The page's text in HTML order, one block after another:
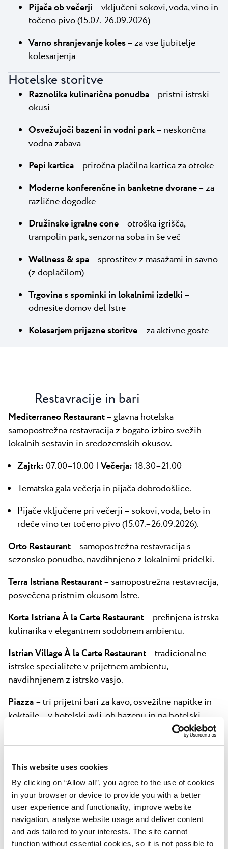
This website uses cookies
By clicking on “Allow all”, you agree to the use of cookies
in your browser or device to provide you with a better
user experience and functionality, improve website
navigation, analyse website usage and deliver content
and ads tailored to your interests. The site cannot
function without essential cookies, so it is not possible to
Pijača ob večerji– vključeni sokovi, voda, vino in
točeno pivo (15.07.-26.09.2026)
Varno shranjevanje koles– za vse ljubitelje
kolesarjenja
Hotelske storitve
Raznolika kulinarična ponudba– pristni istrski
okusi
Osvežujoči bazeni in vodni park– neskončna
vodna zabava
Pepi kartica– priročna plačilna kartica za otroke
Moderne konferenčne in banketne dvorane– za
različne dogodke
Družinske igralne cone– otroška igrišča,
trampolin park, senzorna soba in še več
Wellness & spa– sprostitev z masažami in savno
(z doplačilom)
Trgovina s spominki in lokalnimi izdelki–
odnesite domov del Istre
Kolesarjem prijazne storitve– za aktivne goste
Restavracije in bari
Mediterraneo Restaurant– glavna hotelska
samopostrežna restavracija z bogato izbiro svežih
lokalnih sestavin in sredozemskih okusov.
Zajtrk: 07.00–10.00 | Večerja:18.30–21.00
Tematska gala večerja in pijača dobrodošlice.
Pijače vključene pri večerji – sokovi, voda, belo in
rdeče vino ter točeno pivo (15.07.–26.09.2026).
Orto Restaurant– samopostrežna restavracija s
sezonsko ponudbo, navdihnjeno z lokalnimi pridelki.
Terra Istriana Restaurant– samopostrežna restavracija,
posvečena pristnim okusom Istre.
Korta Istriana À la Carte Restaurant– prefinjena istrska
kulinarika v elegantnem sodobnem ambientu.
Istrian Village À la Carte Restaurant– tradicionalne
istrske specialitete v prijetnem ambientu,
navdihnjenem z istrsko vasjo.
Piazza– tri prijetni bari za kavo, osvežilne napitke in
koktajle – v hotelski avli, ob bazenu in na hotelski
Bazeni
Aquapark, Splash Slides, Splash Zone– velika plitva
cona s sladko vodo, interaktivnimi brizgalnimi
elementi, prelivnimi vedri in tobogani (1.410 m²,